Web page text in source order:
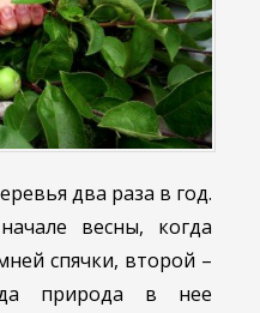
два раза в год.
весны, когда
спячки, второй –
природа в нее